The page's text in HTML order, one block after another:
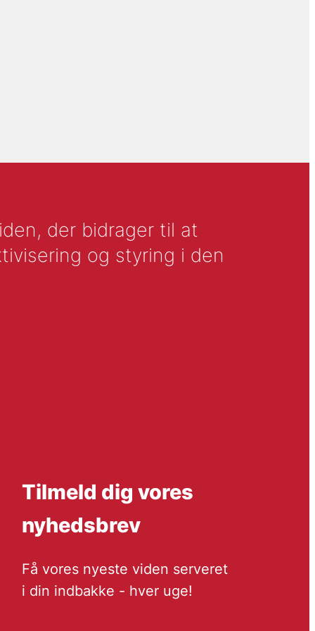
der bidrager til at
og styring i den
Tilmeld dig vores
nyhedsbrev
Få vores nyeste viden serveret
i din indbakke - hver uge!